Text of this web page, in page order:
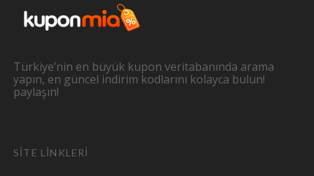
Türkiye’nin en büyük kupon veritabanında arama
yapın, en güncel indirim kodlarını kolayca bulun!
paylaşın!
SITE LINKLERI